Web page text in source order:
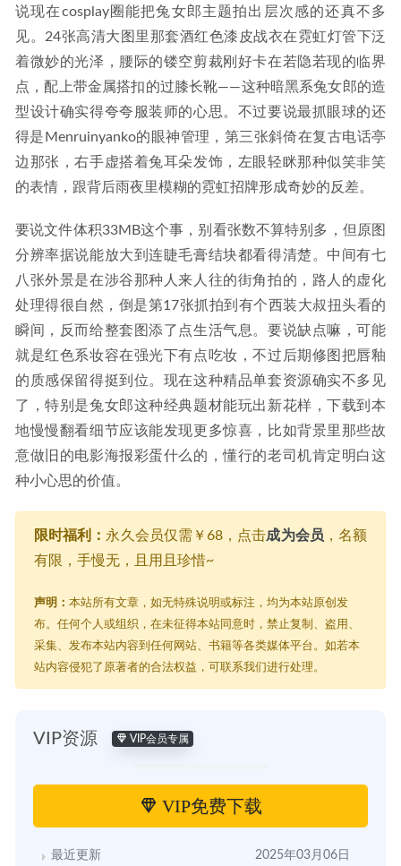
说现在cosplay圈能把兔女郎主题拍出层次感的还真不多
见。24张高清大图里那套酒红色漆皮战衣在霓虹灯管下泛
着微妙的光泽，腰际的镂空剪裁刚好卡在若隐若现的临界
点，配上带金属搭扣的过膝长靴——这种暗黑系兔女郎的造
型设计确实得夸夸服装师的心思。不过要说最抓眼球的还
得是Menruinyanko的眼神管理，第三张斜倚在复古电话亭
边那张，右手虚搭着兔耳朵发饰，左眼轻眯那种似笑非笑
的表情，跟背后雨夜里模糊的霓虹招牌形成奇妙的反差。
要说文件体积33MB这个事，别看张数不算特别多，但原图
分辨率据说能放大到连睫毛膏结块都看得清楚。中间有七
八张外景是在涉谷那种人来人往的街角拍的，路人的虚化
处理得很自然，倒是第17张抓拍到有个西装大叔扭头看的
瞬间，反而给整套图添了点生活气息。要说缺点嘛，可能
就是红色系妆容在强光下有点吃妆，不过后期修图把唇釉
的质感保留得挺到位。现在这种精品单套资源确实不多见
了，特别是兔女郎这种经典题材能玩出新花样，下载到本
地慢慢翻看细节应该能发现更多惊喜，比如背景里那些故
意做旧的电影海报彩蛋什么的，懂行的老司机肯定明白这
种小心思的价值。
限时福利： 永久会员仅需￥68，点击成为会员 ，名额
有限，手慢无，且用且珍惜~
声明： 本站所有文章，如无特殊说明或标注，均为本站原创发
布。任何个人或组织，在未征得本站同意时，禁止复制、盗用、
采集、发布本站内容到任何网站、书籍等各类媒体平台。如若本
站内容侵犯了原著者的合法权益，可联系我们进行处理。
VIP资源 VIP会员专属
VIP免费下载
最近更新 2025年03月06日